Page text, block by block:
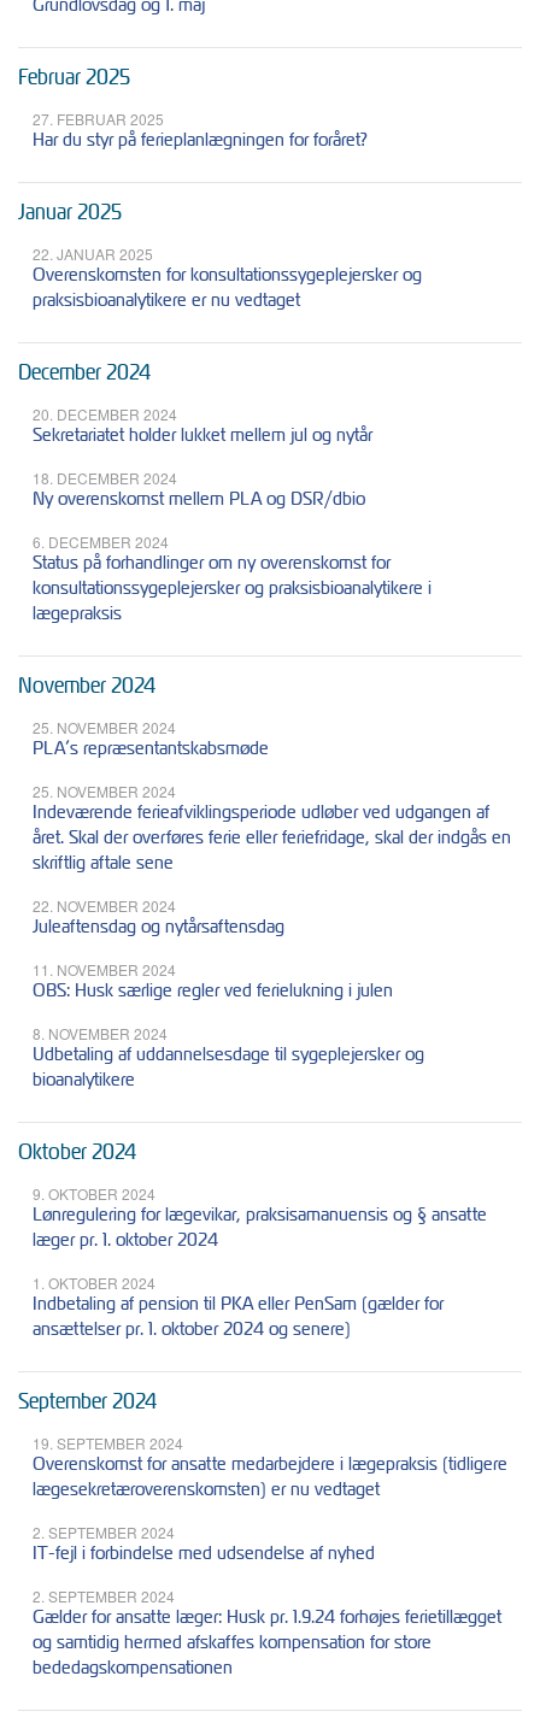
Februar 2025
27. FEBRUAR 2025
Har du styr på ferieplanlægningen for foråret?
Januar 2025
22. JANUAR 2025
Overenskomsten for konsultationssygeplejersker og
praksisbioanalytikere er nu vedtaget
December 2024
20. DECEMBER 2024
Sekretariatet holder lukket mellem jul og nytår
18. DECEMBER 2024
Ny overenskomst mellem PLA og DSR/dbio
6. DECEMBER 2024
Status på forhandlinger om ny overenskomst for
konsultationssygeplejersker og praksisbioanalytikere i
lægepraksis
November 2024
25. NOVEMBER 2024
PLA’s repræsentantskabsmøde
25. NOVEMBER 2024
Indeværende ferieafviklingsperiode udløber ved udgangen af
året. Skal der overføres ferie eller feriefridage, skal der indgås en
skriftlig aftale sene
22. NOVEMBER 2024
Juleaftensdag og nytårsaftensdag
11. NOVEMBER 2024
OBS: Husk særlige regler ved ferielukning i julen
8. NOVEMBER 2024
Udbetaling af uddannelsesdage til sygeplejersker og
bioanalytikere
Oktober 2024
9. OKTOBER 2024
Lønregulering for lægevikar, praksisamanuensis og § ansatte
læger pr. 1. oktober 2024
1. OKTOBER 2024
Indbetaling af pension til PKA eller PenSam (gælder for
ansættelser pr. 1. oktober 2024 og senere)
September 2024
19. SEPTEMBER 2024
Overenskomst for ansatte medarbejdere i lægepraksis (tidligere
lægesekretæroverenskomsten) er nu vedtaget
2. SEPTEMBER 2024
IT-fejl i forbindelse med udsendelse af nyhed
2. SEPTEMBER 2024
Gælder for ansatte læger: Husk pr. 1.9.24 forhøjes ferietillægget
og samtidig hermed afskaffes kompensation for store
bededagskompensationen